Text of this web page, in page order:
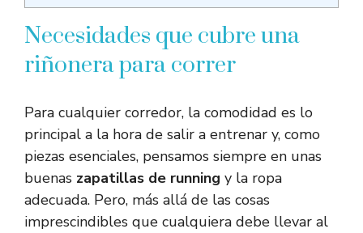
Necesidades que cubre una
riñonera para correr
Para cualquier corredor, la comodidad es lo
principal a la hora de salir a entrenar y, como
piezas esenciales, pensamos siempre en unas
buenas zapatillas de running y la ropa
adecuada. Pero, más allá de las cosas
imprescindibles que cualquiera debe llevar al